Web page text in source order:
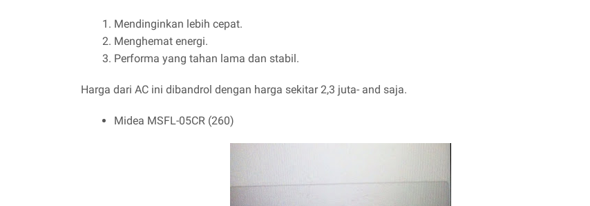
Mendinginkan lebih cepat.
Menghemat energi.
Performa yang tahan lama dan stabil.
Harga dari AC ini dibandrol dengan harga sekitar 2,3 juta- and saja.
Midea MSFL-05CR (260)